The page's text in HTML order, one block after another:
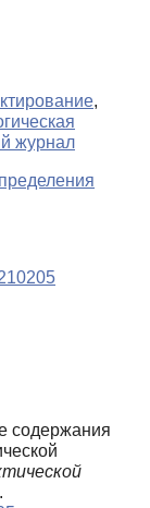
,
журнал
содержания